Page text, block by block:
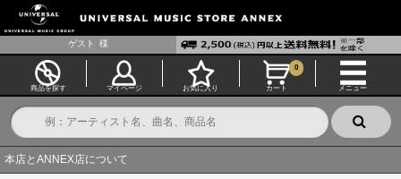
ゲスト 様
商品を探す マイページ お気に入り カート
0
メニュー
本店とANNEX店について